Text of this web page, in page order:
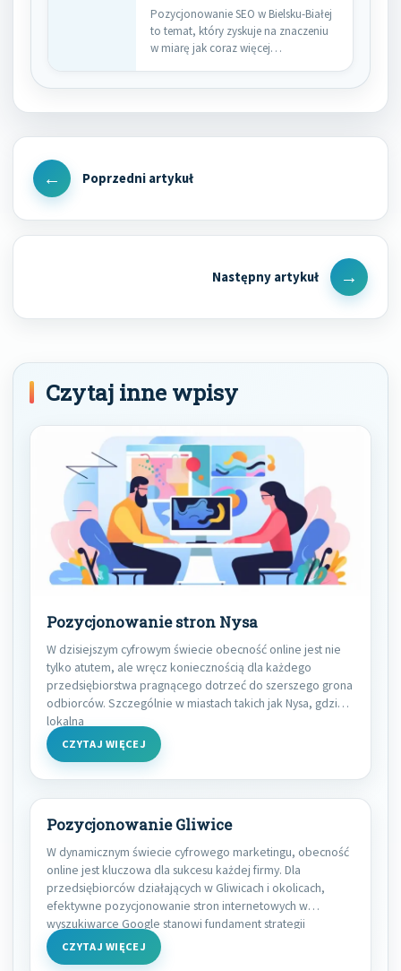
Pozycjonowanie SEO w Bielsku-Białej
to temat, który zyskuje na znaczeniu
w miarę jak coraz więcej…
Nawigacja
wpisu
Previous
Next
Post
Czytaj inne wpisy
Pozycjonowanie stron Nysa
W dzisiejszym cyfrowym świecie obecność online jest nie
tylko atutem, ale wręcz koniecznością dla każdego
przedsiębiorstwa pragnącego dotrzeć do szerszego grona
odbiorców. Szczególnie w miastach takich jak Nysa, gdzie
lokalna
CZYTAJ WIĘCEJ
Pozycjonowanie Gliwice
W dynamicznym świecie cyfrowego marketingu, obecność
online jest kluczowa dla sukcesu każdej firmy. Dla
przedsiębiorców działających w Gliwicach i okolicach,
efektywne pozycjonowanie stron internetowych w
wyszukiwarce Google stanowi fundament strategii
CZYTAJ WIĘCEJ